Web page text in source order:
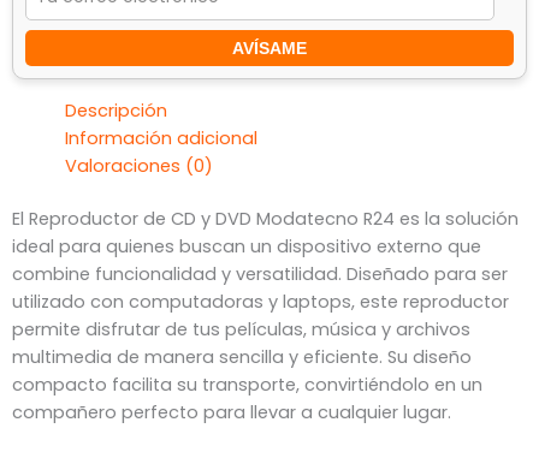
AVÍSAME
Descripción
Información adicional
Valoraciones (0)
El Reproductor de CD y DVD Modatecno R24 es la solución
ideal para quienes buscan un dispositivo externo que
combine funcionalidad y versatilidad. Diseñado para ser
utilizado con computadoras y laptops, este reproductor
permite disfrutar de tus películas, música y archivos
multimedia de manera sencilla y eficiente. Su diseño
compacto facilita su transporte, convirtiéndolo en un
compañero perfecto para llevar a cualquier lugar.